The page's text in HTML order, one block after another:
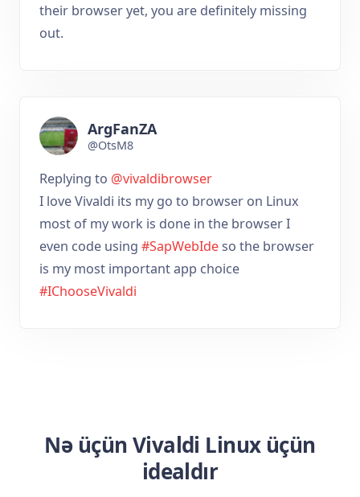
their browser yet, you are definitely missing
out.
ArgFanZA
@OtsM8
Replying to @vivaldibrowser
I love Vivaldi its my go to browser on Linux
most of my work is done in the browser I
even code using #SapWebIdeso the browser
is my most important app choice
#IChooseVivaldi
Nə üçün Vivaldi Linux üçün
idealdır